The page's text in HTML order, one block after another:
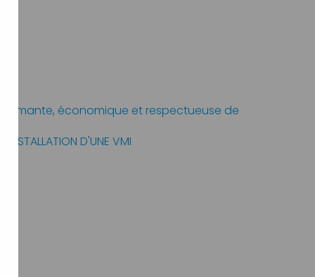
économique et respectueuse de
INSTALLATION D'UNE VMI